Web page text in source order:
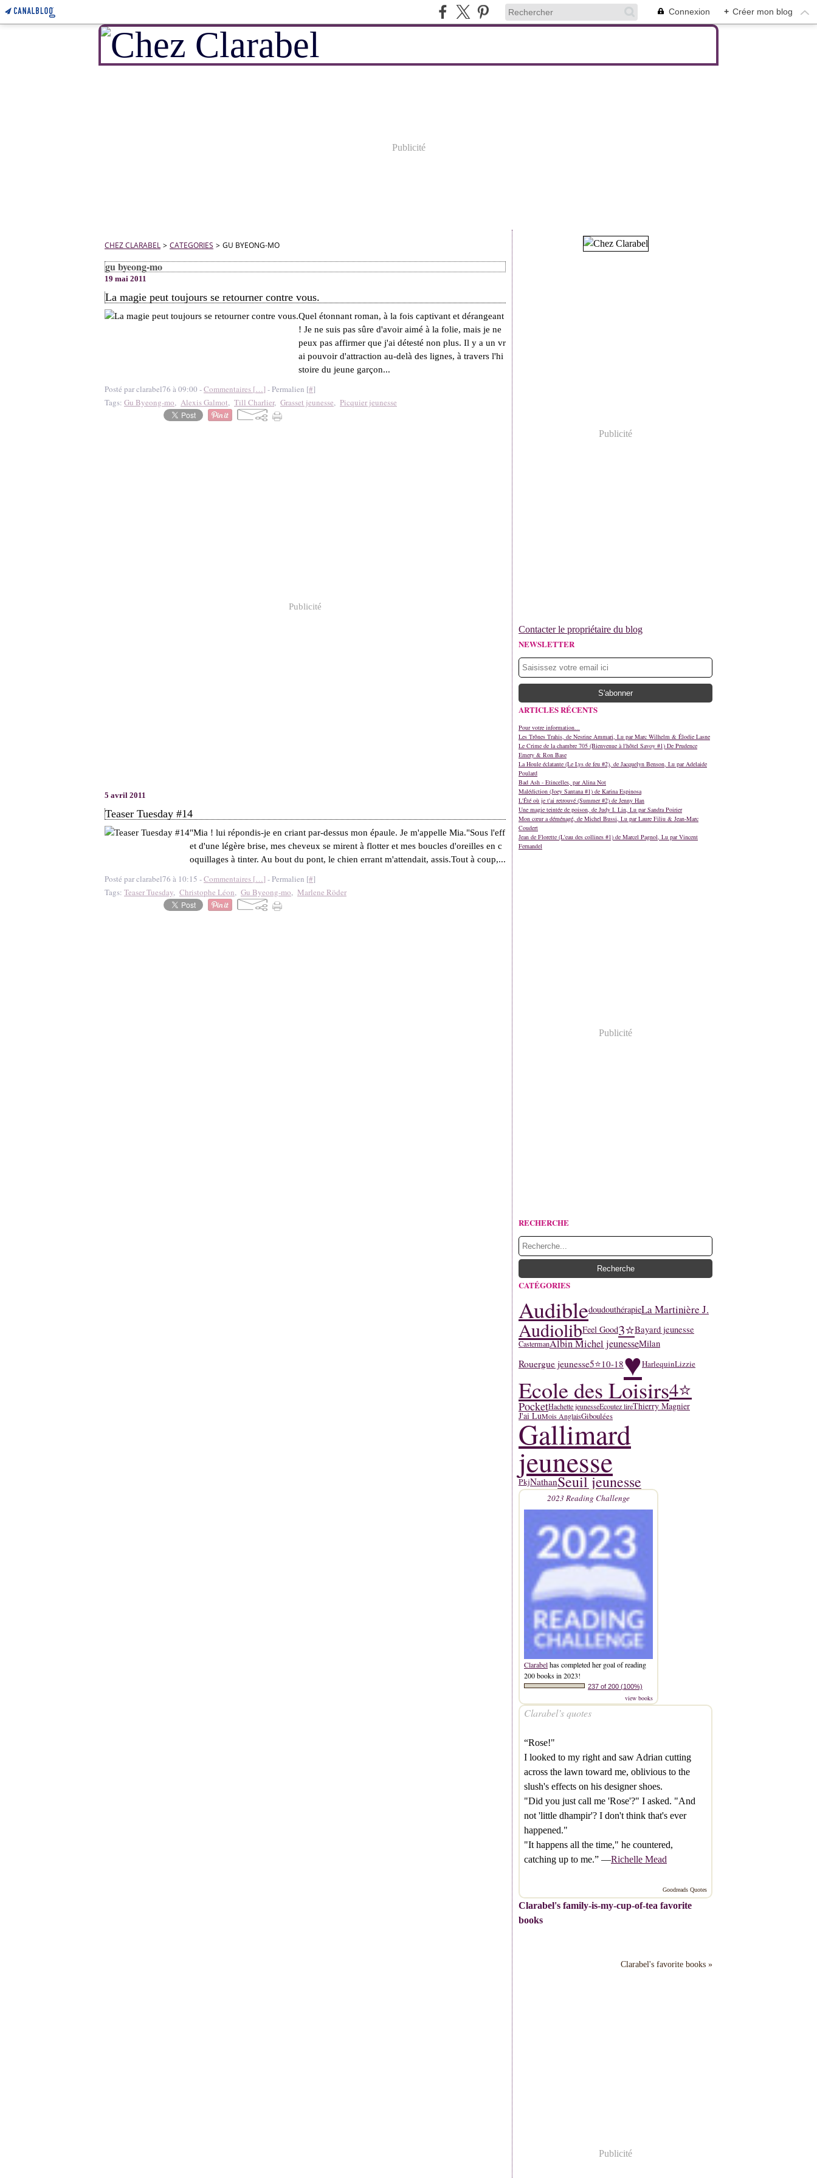
Connexion + Créer mon blog
Publicité
CHEZ CLARABEL > CATEGORIES > GU BYEONG-MO
gu byeong-mo
19 mai 2011
La magie peut toujours se retourner contre vous.
Quel étonnant roman, à la fois captivant et dérangeant
! Je ne suis pas sûre d'avoir aimé à la folie, mais je ne
peux pas affirmer que j'ai détesté non plus. Il y a un vr
ai pouvoir d'attraction au-delà des lignes, à travers l'hi
stoire du jeune garçon...
Posté par clarabel76 à 09:00 -Commentaires […] - Permalien [#]
Tags: Gu Byeong-mo, Alexis Galmot, Till Charlier, Grasset jeunesse, Picquier jeunesse
Publicité
5 avril 2011
Teaser Tuesday #14
"Mia ! lui répondis-je en criant par-dessus mon épaule. Je m'appelle Mia."Sous l'eff
et d'une légère brise, mes cheveux se mirent à flotter et mes boucles d'oreilles en c
oquillages à tinter. Au bout du pont, le chien errant m'attendait, assis.Tout à coup,...
Posté par clarabel76 à 10:15 -Commentaires […] - Permalien [#]
Tags: Teaser Tuesday, Christophe Léon, Gu Byeong-mo, Marlene Röder
Publicité
Contacter le propriétaire du blog
NEWSLETTER
ARTICLES RÉCENTS
Pour votre information...
Les Trônes Trahis, de Nesrine Ammari, Lu par Marc Wilhelm & Élodie Lasne
Le Crime de la chambre 705 (Bienvenue à l'hôtel Savoy #1) De Prudence
Emery & Ron Base
La Houle éclatante (Le Lys de feu #2), de Jacquelyn Benson, Lu par Adelaide
Poulard
Bad Ash - Etincelles, par Alina Not
Malédiction (Joey Santana #1) de Karina Espinosa
L'Été où je t'ai retrouvé (Summer #2) de Jenny Han
Une magie teintée de poison, de Judy I. Lin, Lu par Sandra Poirier
Mon cœur a déménagé, de Michel Bussi, Lu par Laure Filiu & Jean-Marc
Coudert
Jean de Florette (L'eau des collines #1) de Marcel Pagnol, Lu par Vincent
Fernandel
Publicité
RECHERCHE
CATÉGORIES
AudibledoudouthérapieLa Martinière J.
AudiolibFeel Good3⭐Bayard jeunesse
CastermanAlbin Michel jeunesseMilan
Rouergue jeunesse5⭐10-18♥HarlequinLizzie
Ecole des Loisirs4⭐
PocketHachette jeunesseEcoutez lireThierry Magnier
J'ai LuMois AnglaisGiboulées
Gallimard
jeunesse
PkjNathanSeuil jeunesse
2023 Reading Challenge
Clarabelhas completed her goal of reading
200 books in 2023!
237 of 200 (100%)
view books
Clarabel’s quotes
“Rose!"
I looked to my right and saw Adrian cutting
across the lawn toward me, oblivious to the
slush's effects on his designer shoes.
"Did you just call me 'Rose'?" I asked. "And
not 'little dhampir'? I don't think that's ever
happened."
"It happens all the time," he countered,
catching up to me.” —Richelle Mead
Goodreads Quotes
Clarabel's family-is-my-cup-of-tea favorite
books
Clarabel's favorite books »
Publicité